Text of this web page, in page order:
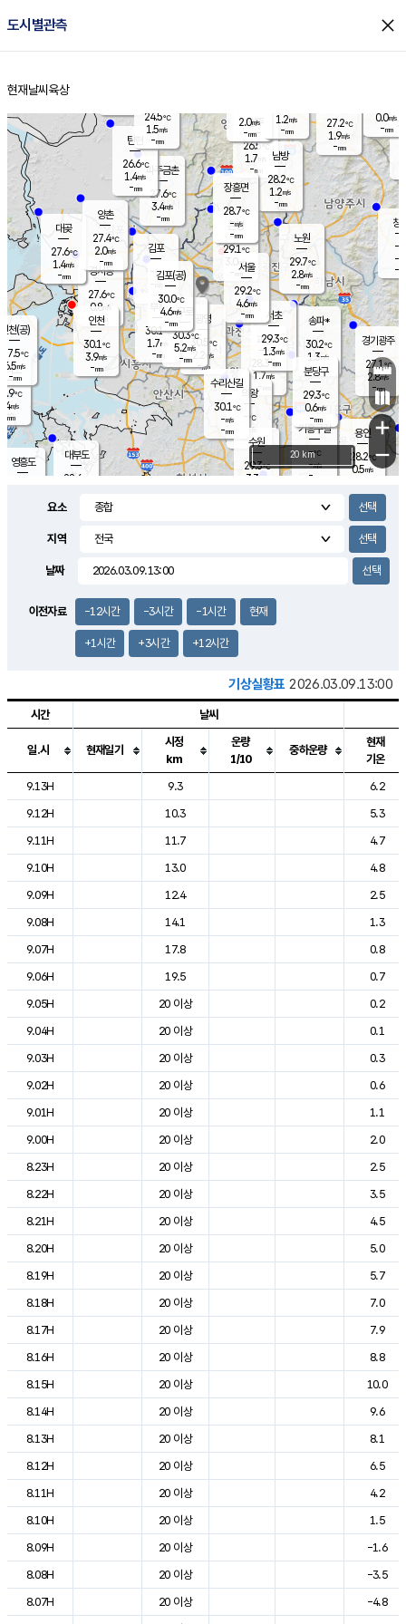
도시별관측 close
홈
현재날씨 육상
의도
℃
m/s
mm
영흥도
양주
26.5℃
1.7
-mm
과천
28.3℃
1.7m/s
- mm
용인
28.2℃
0.5m/s
경기광주
27.1℃
2.8m/s
-mm
2.1m/s
대부도
28.6
경서동
27.6℃
0.8 m/s
-mm
파주금촌
27.6℃
3.4m/s
-mm
27.2℃
1.9m/s
-mm
대곶
27.6℃
1.4m/s
-mm
창
-
-m/
-
탄현
26.6℃
1.4m/s
-mm
0.0m/s
-mm
의왕
- ℃
m/s
mm
김포
- ℃
-m/s
mm
광명
30.5 ℃
2.2 m/s
-mm
부천
30.1℃
1.7m/s
-mm
양촌
27.4℃
2.0m/s
-mm
구로
30.3℃
5.2m/s
-mm
은평
29.1℃
3.0 m/s
- mm
노원
29.7℃
2.8m/s
-mm
송파*
30.2℃
1.3m/s
-mm
서초
29.3℃
1.3m/s
-mm
남방
28.2℃
1.2m/s
-mm
기흥구갈
-℃
-m/s
-
수리산길
30.1℃
-m/s
-mm
분당구
29.3℃
0.6m/s
-mm
장흥면
28.7℃
-m/s
-mm
2.0m/s
-mm
인천(공)
27.5℃
6.5m/s
-mm
김포(공)
30.0℃
4.6m/s
-mm
수원
29.3℃
3.3 m/s
인천
30.1℃
3.9m/s
-mm
서울
29.2℃
4.6m/s
-mm
24.5℃
1.5m/s
-mm
1.2m/s
-mm
+
−
20 km
요소
지역
날짜
이전자료 -12시간 -3시간 -1시간 현재
+1시간 +3시간 +12시간
기상실황표 2026.03.09.13:00
도시별 기상실황표로 지점, 날씨, 기온, 강수, 바람, 기압등을 안내한 표입
시간 날씨
일.시 현재일기
시정
km
운량
1/10
중하운량
현재
기온
9.13H
9.3
6.2
9.12H
10.3
5.3
9.11H
11.7
4.7
9.10H
13.0
4.8
9.09H
12.4
2.5
9.08H
14.1
1.3
9.07H
17.8
0.8
9.06H
19.5
0.7
9.05H
20 이상
0.2
9.04H
20 이상
0.1
9.03H
20 이상
0.3
9.02H
20 이상
0.6
9.01H
20 이상
1.1
9.00H
20 이상
2.0
8.23H
20 이상
2.5
8.22H
20 이상
3.5
8.21H
20 이상
4.5
8.20H
20 이상
5.0
8.19H
20 이상
5.7
8.18H
20 이상
7.0
8.17H
20 이상
7.9
8.16H
20 이상
8.8
8.15H
20 이상
10.0
8.14H
20 이상
9.6
8.13H
20 이상
8.1
8.12H
20 이상
6.5
8.11H
20 이상
4.2
8.10H
20 이상
1.5
8.09H
20 이상
-1.6
8.08H
20 이상
-3.5
8.07H
20 이상
-4.8